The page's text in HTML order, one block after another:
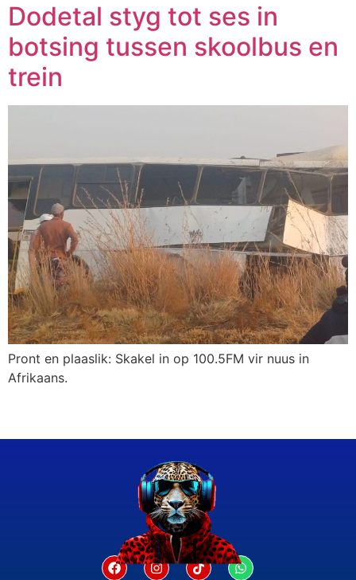
Dodetal styg tot ses in
botsing tussen skoolbus en
trein
Pront en plaaslik: Skakel in op 100.5FM vir nuus in
Afrikaans.